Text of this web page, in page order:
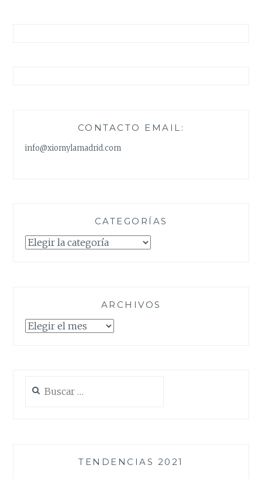
CONTACTO EMAIL:
info@xiomylamadrid.com
CATEGORÍAS
Categorías
ARCHIVOS
Archivos
TENDENCIAS 2021